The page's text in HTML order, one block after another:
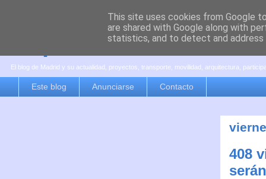
es por madrid
El blog de Madrid y su actualidad, proyectos, transporte, movilidad, arquitectura,
Este blog Anunciarse Contacto
408
This site uses cookies from Google
are shared with Google along with
statistics, and to detect and address